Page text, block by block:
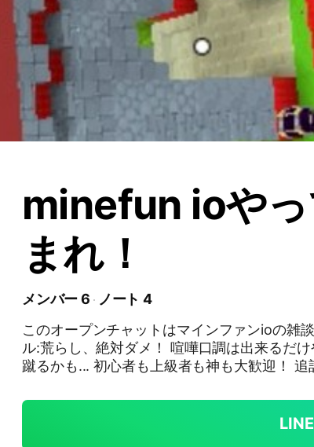
minefun ioや
まれ！
メンバー 6
ノート 4
このオープンチャットはマインファンioの雑
ル:荒らし、絶対ダメ！ 喧嘩口調は出来るだけ
蹴るかも... 初心者も上級者も神も大歓迎！ 追